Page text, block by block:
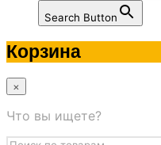
Search Button
Корзина
×
Что вы ищете?